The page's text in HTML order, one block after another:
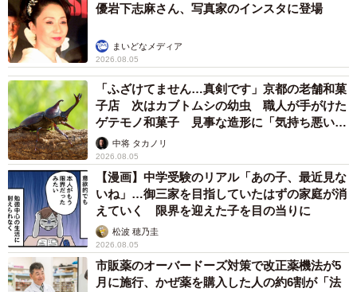
優岩下志麻さん、写真家のインスタに登場
まいどなメディア
2026.08.05
「ふざけてません…真剣です」京都の老舗和菓
子店 次はカブトムシの幼虫 職人が手がけた
ゲテモノ和菓子 見事な造形に「気持ち悪いく
らいリアル」
中将 タカノリ
2026.08.05
【漫画】中学受験のリアル「あの子、最近見な
いね」…御三家を目指していたはずの家庭が消
えていく 限界を迎えた子を目の当りに
松波 穂乃圭
2026.08.05
市販薬のオーバードーズ対策で改正薬機法が5
月に施行、かぜ薬を購入した人の約6割が「法